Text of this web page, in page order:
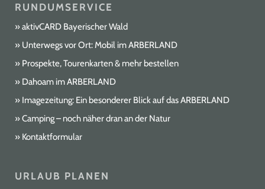
RUNDUMSERVICE
aktivCARD Bayerischer Wald
Unterwegs vor Ort: Mobil im ARBERLAND
Prospekte, Tourenkarten & mehr bestellen
Dahoam im ARBERLAND
Imagezeitung: Ein besonderer Blick auf das ARBERLAND
Camping – noch näher dran an der Natur
Kontaktformular
URLAUB PLANEN